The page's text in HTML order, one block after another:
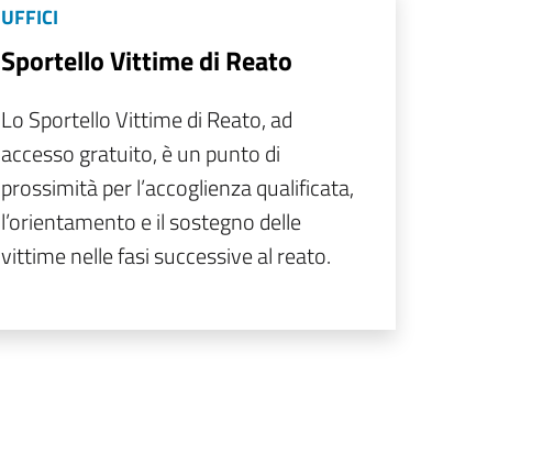
UFFICI
Sportello Vittime di Reato
Lo Sportello Vittime di Reato, ad
accesso gratuito, è un punto di
prossimità per l’accoglienza qualificata,
l’orientamento e il sostegno delle
vittime nelle fasi successive al reato.